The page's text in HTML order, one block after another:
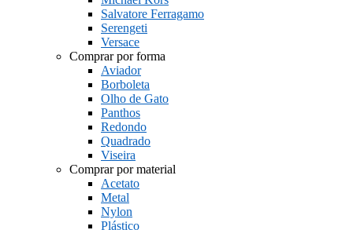
Salvatore Ferragamo
Serengeti
Versace
Comprar por forma
Aviador
Borboleta
Olho de Gato
Panthos
Redondo
Quadrado
Viseira
Comprar por material
Acetato
Metal
Nylon
Plástico